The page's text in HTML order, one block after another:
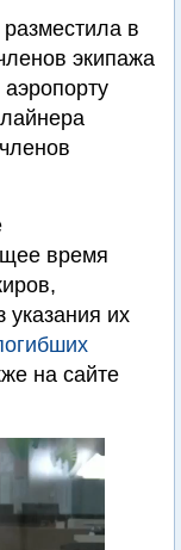
в
экипажа
время
указания их
на сайте